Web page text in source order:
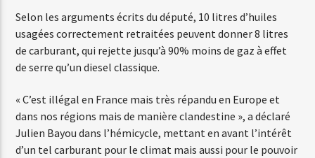
Web-Radio-Sicily
Web-Radio-Années 70
Web-Radio-Années 80
Selon les arguments écrits du député, 10 litres d’huiles
usagées correctement retraitées peuvent donner 8 litres
de carburant, qui rejette jusqu’à 90% moins de gaz à effet
de serre qu’un diesel classique.
« C’est illégal en France mais très répandu en Europe et
dans nos régions mais de manière clandestine », a déclaré
Julien Bayou dans l’hémicycle, mettant en avant l’intérêt
d’un tel carburant pour le climat mais aussi pour le pouvoir